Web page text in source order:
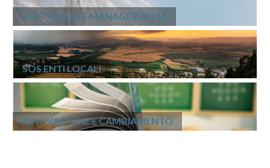
SOFT SKILLS E MANAGERIALITÀ
SOS ENTI LOCALI
INNOVAZIONE E CAMBIAMENTO